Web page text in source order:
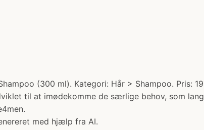
(300 ml). Kategori: Hår > Shampoo. Pris:
til at imødekomme de særlige behov, som
med hjælp fra AI.